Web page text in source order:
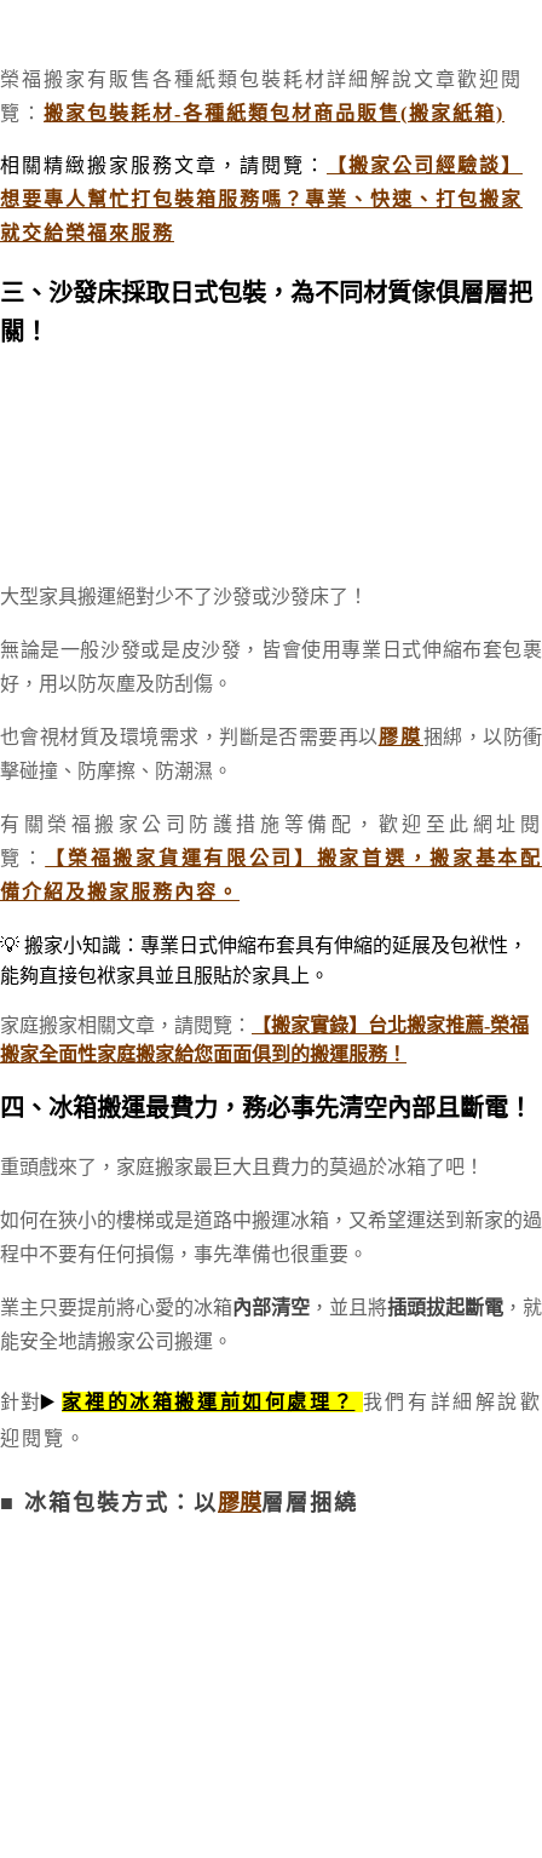
榮福搬家有販售各種紙類包裝耗材詳細解說文章歡迎閱
覽： 搬家包裝耗材-各種紙類包材商品販售(搬家紙箱)
相關精緻搬家服務文章，請閱覽：
【搬家公司經驗談】
想要專人幫忙打包裝箱服務嗎？專業、快速、打包搬家
就交給榮福來服務
三、沙發床採取日式包裝，為不同材質傢俱層層把
關！
大型家具搬運絕對少不了沙發或沙發床了！
無論是一般沙發或是皮沙發，皆會使用專業日式伸縮布套包裹
好，用以防灰塵及防刮傷。
也會視材質及環境需求，判斷是否需要再以膠膜捆綁，以防衝
擊碰撞、 防摩擦、防潮濕。
有關榮福搬家公司防護措施等備配 ，歡迎至此網址閱
覽：
【榮福搬家貨運有限公司】搬家首選，搬家基本配
備介紹及搬家服務內容。
💡搬家小知識： 專業日式伸縮布套具有伸縮的延展及包袱性，
能夠直接包袱家具並且服貼於家具上 。
家庭搬家相關文章，請閱覽：
【搬家實錄】台北搬家推薦-榮福
搬家全面性家庭搬家給您面面俱到的搬運服務！
四、冰箱搬運最費力，務必事先清空內部且斷電！
重頭戲來了，家庭搬家最巨大且費力的莫過於冰箱了吧！
如何在狹小的樓梯或是道路中搬運冰箱，又希望運送到新家的過
程中不要有任何損傷，事先準備也很重要。
業主只要提前將心愛的冰箱內部清空 ，並且將插頭拔起斷電 ，就
能安全地請搬家公司搬運。
針對▶️ 家裡的冰箱搬運前如何處理？ 我們有詳細解說歡
迎閱覽 。
■ 冰箱包裝方式： 以膠膜層層捆繞